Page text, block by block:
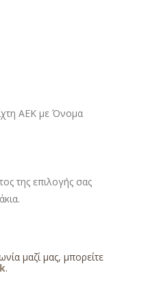
ΑΕΚ με Όνομα
της επιλογής σας
μαζί μας, μπορείτε
.